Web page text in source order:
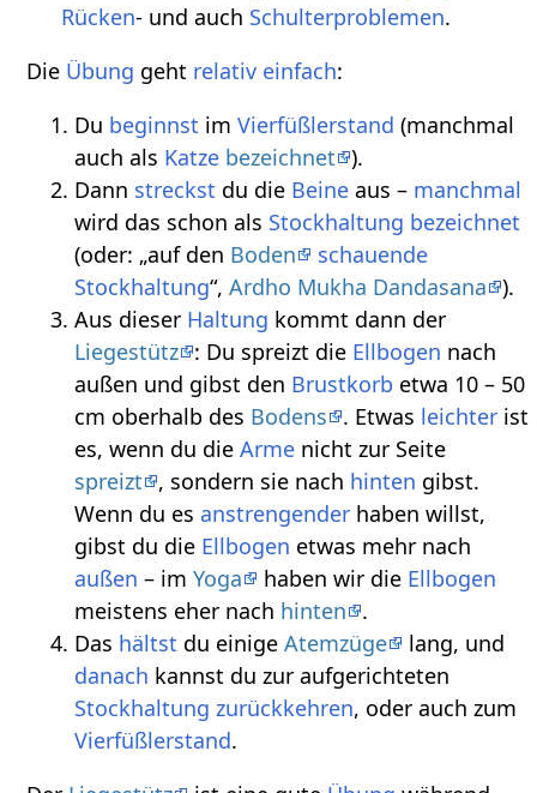
Rücken- und auch Schulterproblemen.
Die Übung geht relativ einfach:
Du beginnst imVierfüßlerstand (manchmal
auch als Katze bezeichnet ).
Dann streckst du die Beine aus – manchmal
wird das schon als Stockhaltung bezeichnet
(oder: „auf den Boden
schauende
Stockhaltung“,Ardho Mukha Dandasana ).
Aus dieser Haltung kommt dann der
Liegestütz : Du spreizt die Ellbogen nach
außen und gibst den Brustkorb etwa 10 – 50
cm oberhalb des Bodens . Etwas leichter ist
es, wenn du dieArme nicht zur Seite
spreizt
, sondern sie nach hinten gibst.
Wenn du es anstrengender haben willst,
gibst du die Ellbogen etwas mehr nach
außen – imYoga haben wir die Ellbogen
meistens eher nach hinten
.
Das hältst du einigeAtemzüge
lang, und
danach kannst du zur aufgerichteten
Stockhaltung zurückkehren, oder auch zum
Vierfüßlerstand.